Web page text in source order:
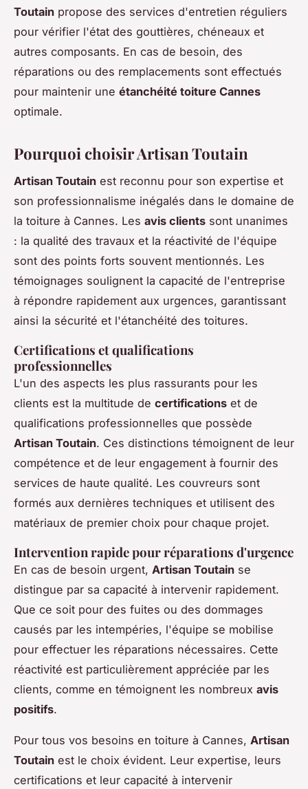
Toutain propose des services d'entretien réguliers
pour vérifier l'état des gouttières, chéneaux et
autres composants. En cas de besoin, des
réparations ou des remplacements sont effectués
pour maintenir une étanchéité toiture Cannes
optimale.
Pourquoi choisir Artisan Toutain
Artisan Toutain est reconnu pour son expertise et
son professionnalisme inégalés dans le domaine de
la toiture à Cannes. Les avis clients sont unanimes
: la qualité des travaux et la réactivité de l'équipe
sont des points forts souvent mentionnés. Les
témoignages soulignent la capacité de l'entreprise
à répondre rapidement aux urgences, garantissant
ainsi la sécurité et l'étanchéité des toitures.
Certifications et qualifications
professionnelles
L'un des aspects les plus rassurants pour les
clients est la multitude de certifications et de
qualifications professionnelles que possède
Artisan Toutain. Ces distinctions témoignent de leur
compétence et de leur engagement à fournir des
services de haute qualité. Les couvreurs sont
formés aux dernières techniques et utilisent des
matériaux de premier choix pour chaque projet.
Intervention rapide pour réparations d'urgence
En cas de besoin urgent, Artisan Toutain se
distingue par sa capacité à intervenir rapidement.
Que ce soit pour des fuites ou des dommages
causés par les intempéries, l'équipe se mobilise
pour effectuer les réparations nécessaires. Cette
réactivité est particulièrement appréciée par les
clients, comme en témoignent les nombreux avis
positifs.
Pour tous vos besoins en toiture à Cannes, Artisan
Toutain est le choix évident. Leur expertise, leurs
certifications et leur capacité à intervenir